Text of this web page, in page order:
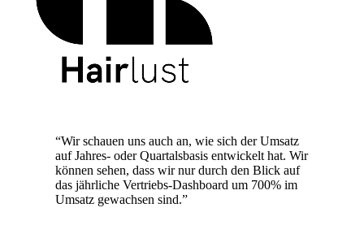
“Wir schauen uns auch an, wie sich der Umsatz
auf Jahres- oder Quartalsbasis entwickelt hat. Wir
können sehen, dass wir nur durch den Blick auf
das jährliche Vertriebs-Dashboard um 700% im
Umsatz gewachsen sind.”